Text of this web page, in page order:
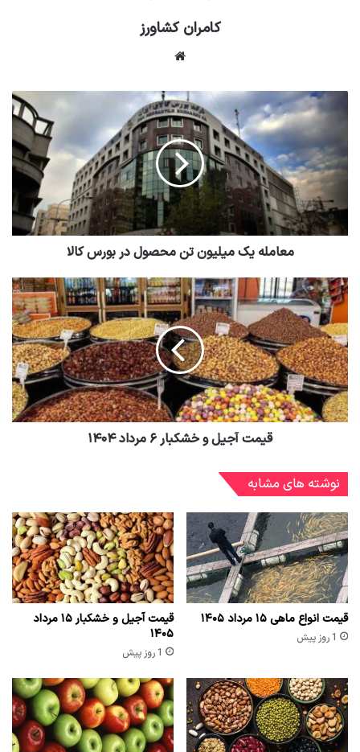
کامران کشاورز
معامله یک میلیون تن محصول در بورس کالا
قیمت آجیل و خشکبار ۶ مرداد ۱۴۰۴
نوشته های مشابه
قیمت انواع ماهی ۱۵ مرداد ۱۴۰۵
1 روز پیش
قیمت آجیل و خشکبار ۱۵ مرداد
۱۴۰۵
1 روز پیش